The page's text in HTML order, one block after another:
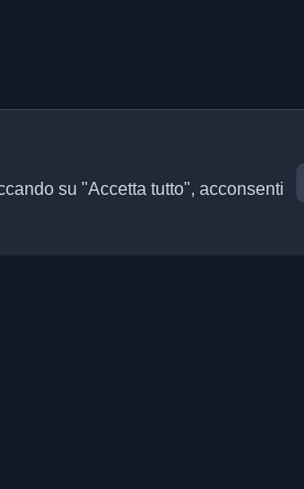
su "Accetta tutto", acconsenti